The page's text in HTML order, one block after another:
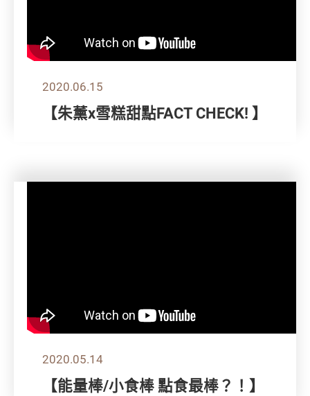
2020.06.15
【朱薰x雪糕甜點FACT CHECK! 】
2020.05.14
【能量棒/小食棒 點食最棒？！】